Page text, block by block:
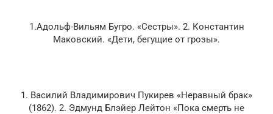
1.Адольф-Вильям Бугро. «Сестры». 2. Константин
Маковский. «Дети, бегущие от грозы».
1. Василий Владимирович Пукирев «Неравный брак»
(1862). 2. Эдмунд Блэйер Лейтон «Пока смерть не